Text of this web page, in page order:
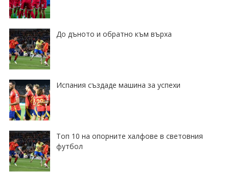
До дъното и обратно към върха
Испания създаде машина за успехи
Топ 10 на опорните халфове в световния
футбол